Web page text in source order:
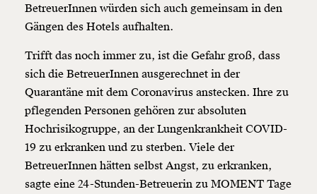
BetreuerInnen würden sich auch gemeinsam in den
Gängen des Hotels aufhalten.
Trifft das noch immer zu, ist die Gefahr groß, dass
sich die BetreuerInnen ausgerechnet in der
Quarantäne mit dem Coronavirus anstecken. Ihre zu
pflegenden Personen gehören zur absoluten
Hochrisikogruppe, an der Lungenkrankheit COVID-
19 zu erkranken und zu sterben. Viele der
BetreuerInnen hätten selbst Angst, zu erkranken,
sagte eine 24-Stunden-Betreuerin zu MOMENT Tage